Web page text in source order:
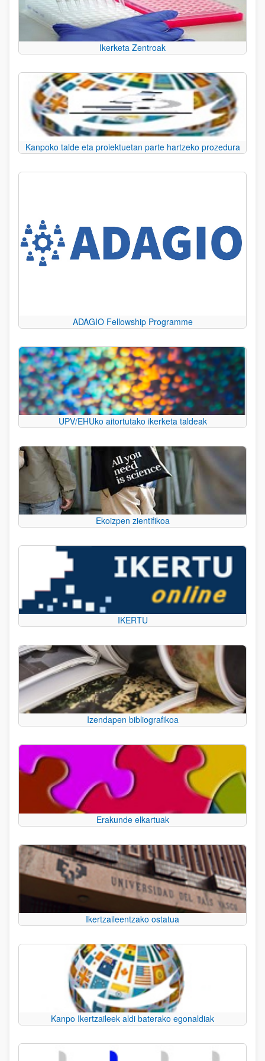
Ikerketa Zentroak
Kanpoko talde eta proiektuetan parte hartzeko prozedura
ADAGIO Fellowship Programme
UPV/EHUko aitortutako ikerketa taldeak
Ekoizpen zientifikoa
IKERTU
Izendapen bibliografikoa
Erakunde elkartuak
Ikertzaileentzako ostatua
Kanpo Ikertzaileek aldi baterako egonaldiak